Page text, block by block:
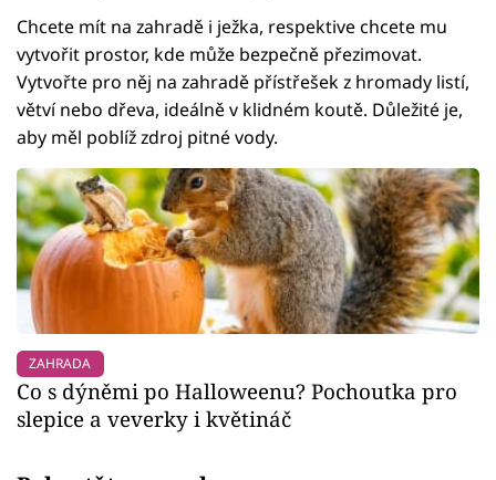
Chcete mít na zahradě i ježka, respektive chcete mu
vytvořit prostor, kde může bezpečně přezimovat.
Vytvořte pro něj na zahradě přístřešek z hromady listí,
větví nebo dřeva, ideálně v klidném koutě. Důležité je,
aby měl poblíž zdroj pitné vody.
ZAHRADA
Co s dýněmi po Halloweenu? Pochoutka pro
slepice a veverky i květináč